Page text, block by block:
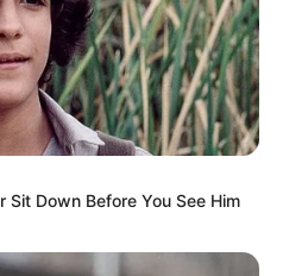
ราชมาเป็นศาสตร์ในการ
าร คมนาคม การต่าง
ยภิบัติต่างๆ ประเทศจะยังไม่
Sit Down Before You See Him